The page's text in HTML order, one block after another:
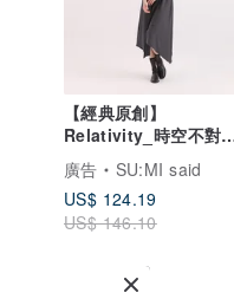
【經典原創】
Relativity_時空不對
洋裝_CLD002_灰
廣告
SU:MI said
US$ 124.19
US$ 146.10